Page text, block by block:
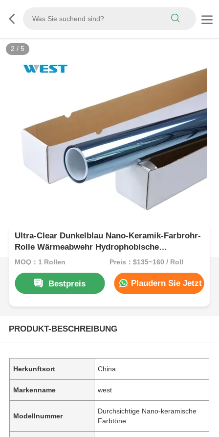
3 / 5
Ultra-Clear Dunkelblau Nano-Keramik-Farbrohr-
Rolle Wärmeabwehr Hydrophobische
Farbstabilität
MOQ：1 Rollen Preis：$135~160 / Roll
Bestpreis Plaudern Sie Jetzt
PRODUKT-BESCHREIBUNG
Herkunftsort China
Markenname west
Modellnummer
Durchsichtige Nano-keramische
Farbtöne